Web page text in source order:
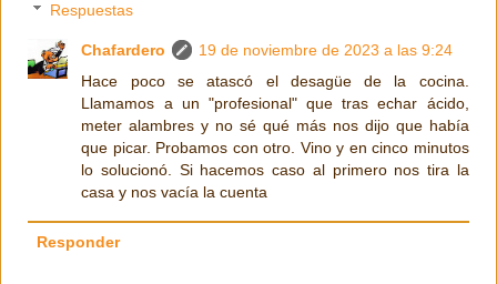
Respuestas
Chafardero
19 de noviembre de 2023 a las 9:24
Hace poco se atascó el desagüe de la cocina.
Llamamos a un "profesional" que tras echar ácido,
meter alambres y no sé qué más nos dijo que había
que picar. Probamos con otro. Vino y en cinco minutos
lo solucionó. Si hacemos caso al primero nos tira la
casa y nos vacía la cuenta
Responder